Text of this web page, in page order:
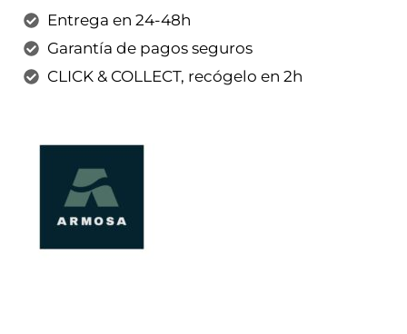
Entrega en 24-48h
Garantía de pagos seguros
CLICK & COLLECT, recógelo en 2h